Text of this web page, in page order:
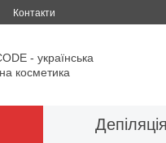
Контакти
Депіляція